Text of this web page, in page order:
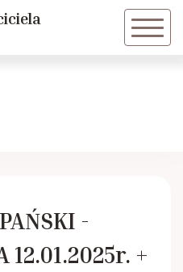
cz. 2
-
12.01.2025r. +